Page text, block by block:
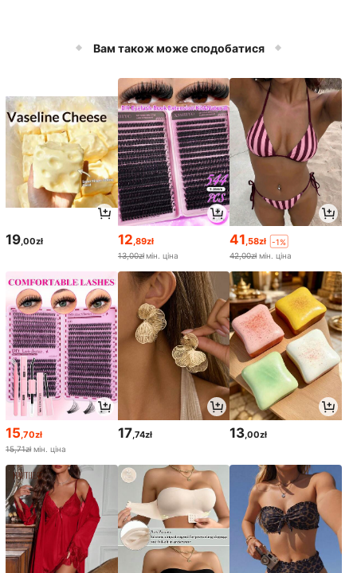
Вам також може сподобатися
19 ,00zł 12 ,89zł
13,00złмін. ціна
41 ,58zł
-1%
42,00zł мін. ціна
15,70zł
15,71zł мін. ціна
17,74zł 13,00zł